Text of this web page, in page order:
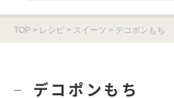
TOP > レシピ > スイーツ > デコポンもち
デコポンもち